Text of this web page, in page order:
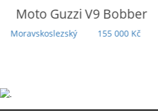
Moto GuzziV9 Bobber
Moravskoslezský 155 000 Kč